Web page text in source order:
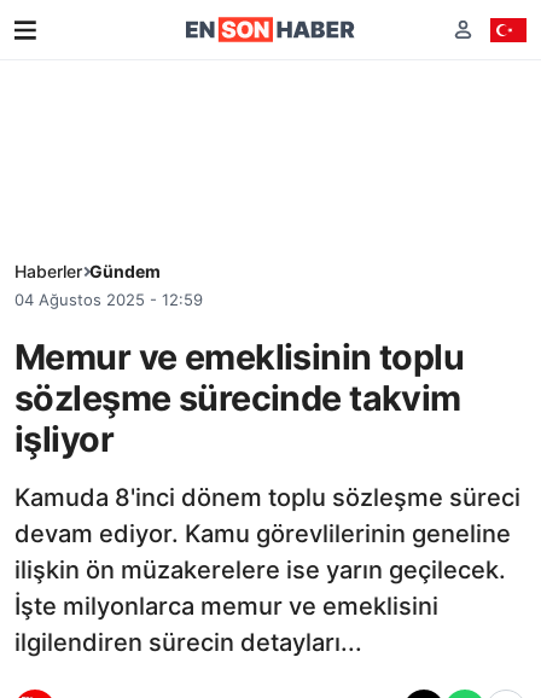
Haberler Gündem
04 Ağustos 2025 - 12:59
Memur ve emeklisinin toplu
sözleşme sürecinde takvim
işliyor
Kamuda 8'inci dönem toplu sözleşme süreci
devam ediyor. Kamu görevlilerinin geneline
ilişkin ön müzakerelere ise yarın geçilecek.
İşte milyonlarca memur ve emeklisini
ilgilendiren sürecin detayları...